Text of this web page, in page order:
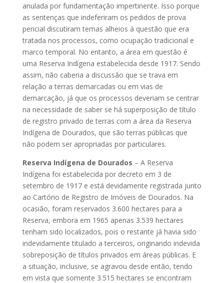
anulada por fundamentação impertinente. Isso porque
as sentenças que indeferiram os pedidos de prova
pericial discutiram temas alheios à questão que era
tratada nos processos, como ocupação tradicional e
marco temporal. No entanto, a área em questão é
uma Reserva Indígena estabelecida desde 1917. Sendo
assim, não caberia a discussão que se trava em
relação a terras demarcadas ou em vias de
demarcação, já que os processos deveriam se centrar
na necessidade de saber se há superposição de título
de registro privado de terras com a área da Reserva
Indígena de Dourados, que são terras públicas que
não podem ser apropriadas por particulares.
Reserva Indígena de Dourados – A Reserva
Indígena foi estabelecida por decreto em 3 de
setembro de 1917 e está devidamente registrada junto
ao Cartório de Registro de Imóveis de Dourados. Na
ocasião, foram reservados 3.600 hectares para a
Reserva, embora em 1965 apenas 3.539 hectares
tenham sido localizados, pois o restante já havia sido
indevidamente titulado a terceiros, originando indevida
sobreposição de títulos privados em áreas públicas. E
a situação, inclusive, se agravou desde então, tendo
em vista que somente 3.515 hectares se encontram